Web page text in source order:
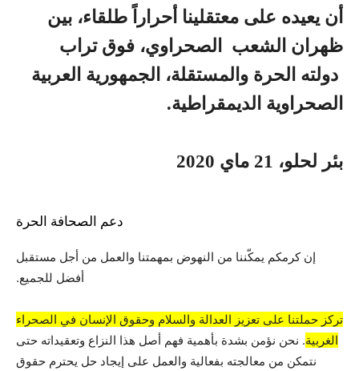
أن يعيده على معتقلينا أحراراً طلقاء، بين
ظهران الشعب الصحراوي، فوق تراب
دولته الحرة والمستقلة، الجمهورية العربية
الصحراوية الديمقراطية.
بئر لحلو، 21 ماي 2020
دعم الصحافة الحرة
إن كرمكم يمكّننا من النهوض بمهمتنا والعمل من أجل مستقبل
أفضل للجميع.
تركز حملتنا على تعزيز العدالة والسلام وحقوق الإنسان في الصحراء
الغربية. نحن نؤمن بشدة بأهمية فهم أصل هذا النزاع وتعقيداته حتى
نتمكن من معالجته بفعالية والعمل على إيجاد حل يحترم حقوق